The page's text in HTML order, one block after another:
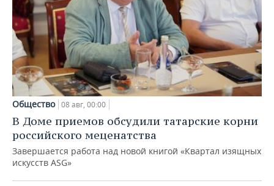
Общество 08 авг, 00:00
В Доме приемов обсудили татарские корни
российского меценатства
Завершается работа над новой книгой «Квартал изящных
искусств ASG»